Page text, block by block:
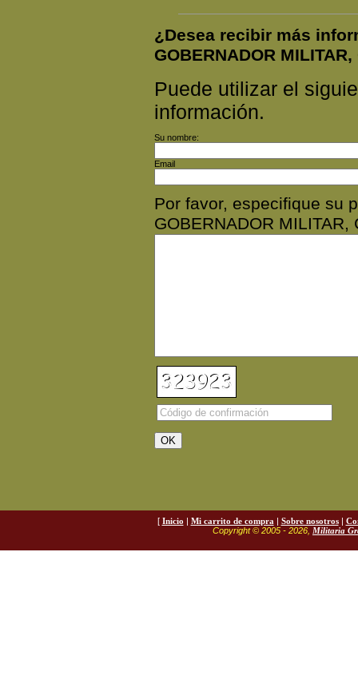
¿Desea recibir más
GOBERNADOR
Puede utilizar el
información.
Su nombre:
Email
Por favor, especifique su
GOBERNADOR MILITAR,
[ Inicio | Mi carrito de compra | Sobre nosotros|
Copyright © 2005 - 2026, Militaria